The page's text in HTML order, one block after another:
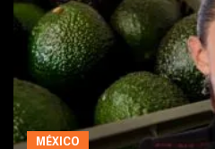
MÉXICO